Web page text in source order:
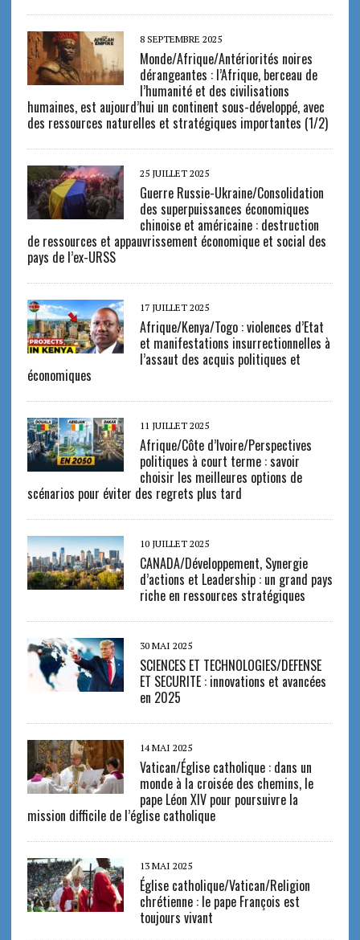
8 SEPTEMBRE 2025
Monde/Afrique/Antériorités noires
dérangeantes : l’Afrique, berceau de
l’humanité et des civilisations
humaines, est aujourd’hui un continent sous-développé, avec
des ressources naturelles et stratégiques importantes (1/2)
25 JUILLET 2025
Guerre Russie-Ukraine/Consolidation
des superpuissances économiques
chinoise et américaine : destruction
de ressources et appauvrissement économique et social des
pays de l’ex-URSS
17 JUILLET 2025
Afrique/Kenya/Togo : violences d’Etat
et manifestations insurrectionnelles à
l’assaut des acquis politiques et
économiques
11 JUILLET 2025
Afrique/Côte d’Ivoire/Perspectives
politiques à court terme : savoir
choisir les meilleures options de
scénarios pour éviter des regrets plus tard
10 JUILLET 2025
CANADA/Développement, Synergie
d’actions et Leadership : un grand pays
riche en ressources stratégiques
30 MAI 2025
SCIENCES ET TECHNOLOGIES/DEFENSE
ET SECURITE : innovations et avancées
en 2025
14 MAI 2025
Vatican/Église catholique : dans un
monde à la croisée des chemins, le
pape Léon XIV pour poursuivre la
mission difficile de l’église catholique
13 MAI 2025
Église catholique/Vatican/Religion
chrétienne : le pape François est
toujours vivant